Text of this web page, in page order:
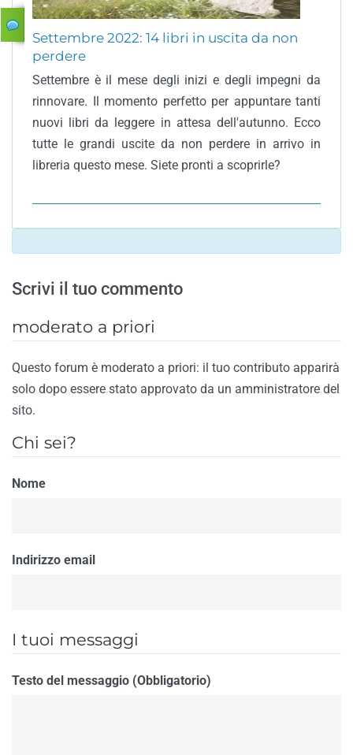
Settembre 2022: 14 libri in uscita da non
perdere
Settembre è il mese degli inizi e degli impegni da
rinnovare. Il momento perfetto per appuntare tanti
nuovi libri da leggere in attesa dell'autunno. Ecco
tutte le grandi uscite da non perdere in arrivo in
libreria questo mese. Siete pronti a scoprirle?
Scrivi il tuo commento
moderato a priori
Questo forum è moderato a priori: il tuo contributo apparirà
solo dopo essere stato approvato da un amministratore del
sito.
Chi sei?
Nome
Indirizzo email
I tuoi messaggi
Testo del messaggio (Obbligatorio)